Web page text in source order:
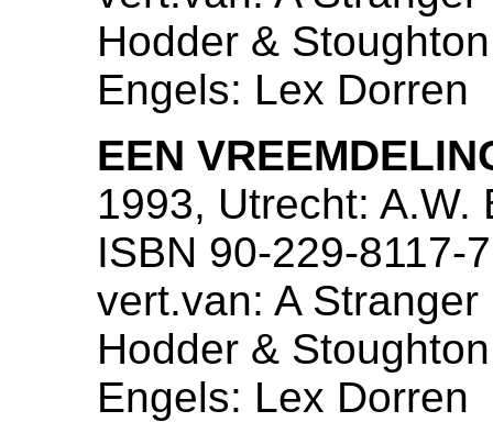
Hodder &
Engels: Lex Dorren
EEN
1993, Utrecht:
ISBN 90-229-8117-
vert.van: A
Hodder &
Engels: Lex Dorren